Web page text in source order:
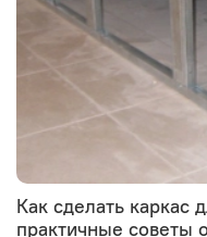
Как сделать каркас
практичные советы